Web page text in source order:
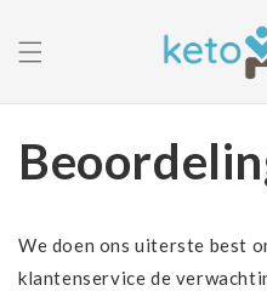
inhoud
We doen ons uiterste best
klantenservice de